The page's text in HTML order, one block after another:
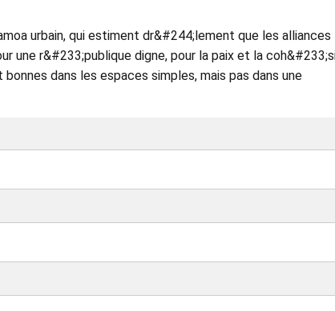
urbain, qui estiment dr&#244;lement que les alliances
une r&#233;publique digne, pour la paix et la
dans les espaces simples, mais pas dans une